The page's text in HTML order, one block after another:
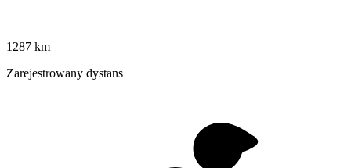
1287 km
Zarejestrowany dystans